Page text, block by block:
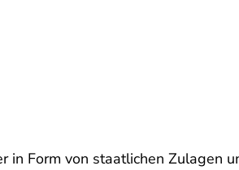
Form von staatlichen Zulagen